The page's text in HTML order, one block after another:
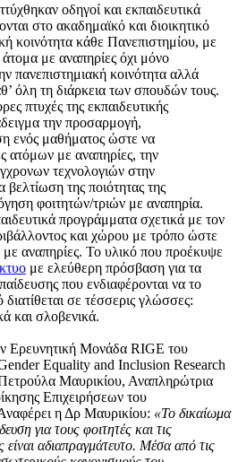
οδηγοί και εκπαιδευτικά
στο ακαδημαϊκό και διοικητικό
κοινότητα κάθε Πανεπιστημίου, με
με αναπηρίες όχι μόνο
πανεπιστημιακή κοινότητα αλλά
όλη τη διάρκεια των σπουδών τους.
πτυχές της εκπαιδευτικής
την προσαρμογή,
ενός μαθήματος ώστε να
ατόμων με αναπηρίες, την
τεχνολογιών στην
βελτίωση της ποιότητας της
φοιτητών/τριών με αναπηρία.
προγράμματα σχετικά με τον
και χώρου με τρόπο ώστε
αναπηρίες. Το υλικό που προέκυψε
με ελεύθερη πρόσβαση για τα
που ενδιαφέρονται να το
σε τέσσερις γλώσσες:
και σλοβενικά.
Ερευνητική Μονάδα RIGE του
Equality and Inclusion Research
Μαυρικίου, Αναπληρώτρια
Επιχειρήσεων του
η Δρ Μαυρικίου: «Το δικαίωμα
για τους φοιτητές και τις
είναι αδιαπραγμάτευτο. Μέσα από τις